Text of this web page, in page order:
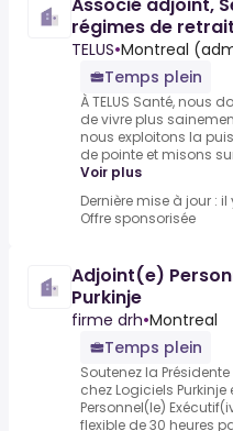
régimes de
TELUS•Montreal
Temps plein
À TELUS Santé, nous
de vivre plus
nous exploitons la
de pointe et misons
Voir plus
Dernière mise à jour :
Offre sponsorisée
Adjoint(e)
Purkinje
firme drh•Montreal
Temps plein
Soutenez la
chez Logiciels
Personnel(le)
flexible de 30 heures